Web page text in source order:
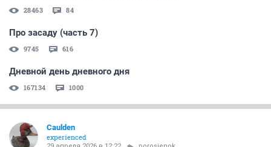
28463 84
Про засаду (часть 7)
9745 616
Дневной день дневного дня
167134 1000
Caulden
experienced